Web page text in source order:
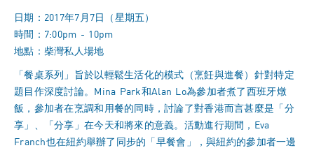
日期：2017年7月7日（星期五）
時間：7:00pm - 10pm
地點：柴灣私人場地
「餐桌系列」旨於以輕鬆生活化的模式（烹飪與進餐）針對特定
題目作深度討論。Mina Park和Alan Lo為參加者煮了西班牙燉
飯，參加者在烹調和用餐的同時，討論了對香港而言甚麼是「分
享」、「分享」在今天和將來的意義。活動進行期間，Eva
Franch也在紐約舉辦了同步的「早餐會」，與紐約的參加者一邊